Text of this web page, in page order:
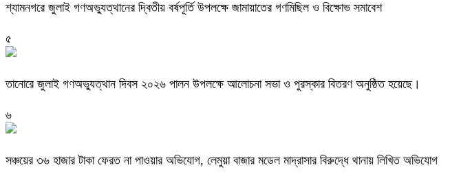
শ্যামনগরে জুলাই গণঅভ্যুত্থানের দ্বিতীয় বর্ষপূর্তি উপলক্ষে জামায়াতের গণমিছিল ও বিক্ষোভ সমাবেশ
৫
তানোরে জুলাই গণঅভ্যুত্থান দিবস ২০২৬ পালন উপলক্ষে আলোচনা সভা ও পুরস্কার বিতরণ অনুষ্ঠিত হয়েছে।
৬
সঞ্চয়ের ৩৬ হাজার টাকা ফেরত না পাওয়ার অভিযোগ, লেমুয়া বাজার মডেল মাদ্রাসার বিরুদ্ধে থানায় লিখিত অভিযোগ